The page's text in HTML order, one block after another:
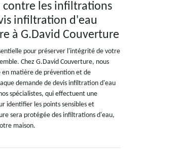
les infiltrations
infiltration d'eau
à G.David Couverture
pour préserver l'intégrité de votre
Chez G.David Couverture, nous
matière de prévention et de
demande de devis infiltration d'eau
spécialistes, qui effectuent une
identifier les points sensibles et
sera protégée des infiltrations d'eau,
maison.